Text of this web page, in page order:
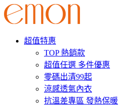
超值特惠
TOP 熱銷款
超值任選 多件優惠
零碼出清99起
涼感透氣內衣
抗溫差專區 發熱保暖